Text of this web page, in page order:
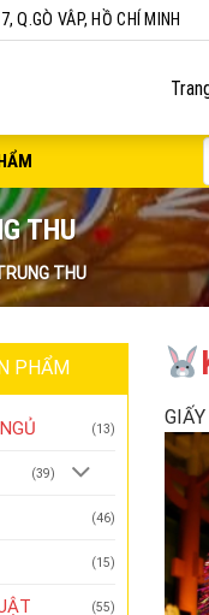
Q.GÒ VÂP, HỒ CHÍ MINH
THU
THU
PHẨM
(13)
(39)
(46)
(15)
(55)